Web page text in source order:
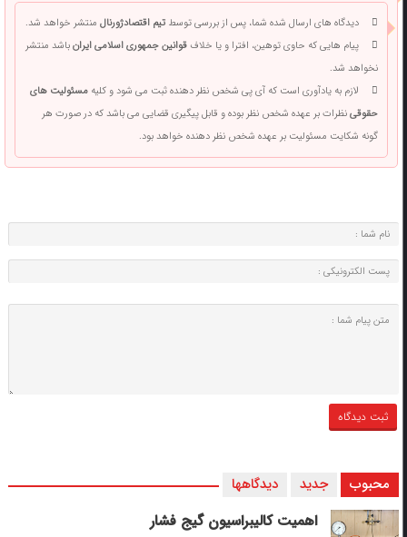
دیدگاه های ارسال شده شما، پس از بررسی توسطتیم اقتصادژورنالمنتشر خواهد شد.
پیام هایی که حاوی توهین، افترا و یا خلافقوانین جمهوری اسلامی ایرانباشد منتشر
نخواهد شد.
لازم به یادآوری است که آی پی شخص نظر دهنده ثبت می شود و کلیهمسئولیت های
حقوقینظرات بر عهده شخص نظر بوده و قابل پیگیری قضایی می باشد که در صورت هر
گونه شکایت مسئولیت بر عهده شخص نظر دهنده خواهد بود.
محبوب جدید دیدگاهها
اهمیت کالیبراسیون گیج فشار